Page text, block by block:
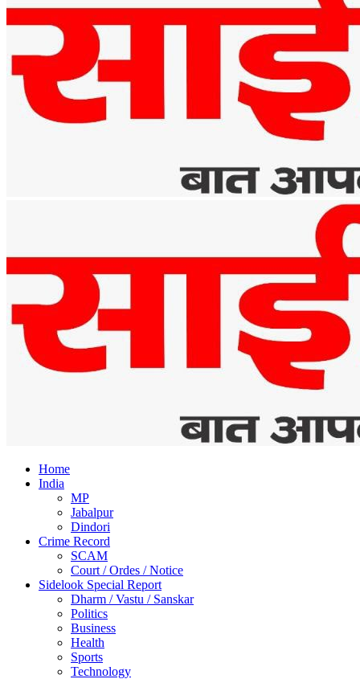
Home
India
MP
Jabalpur
Dindori
Crime Record
SCAM
Court / Ordes / Notice
Sidelook Special Report
Dharm / Vastu / Sanskar
Politics
Business
Health
Sports
Technology